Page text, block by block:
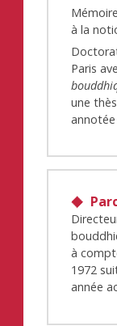
à la
Paris
une
à
1972
année